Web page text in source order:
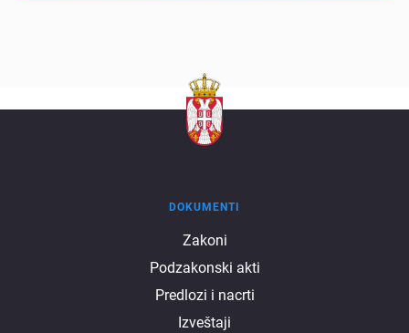
DOKUMENTI
Zakoni
Podzakonski akti
Predlozi i nacrti
Izveštaji